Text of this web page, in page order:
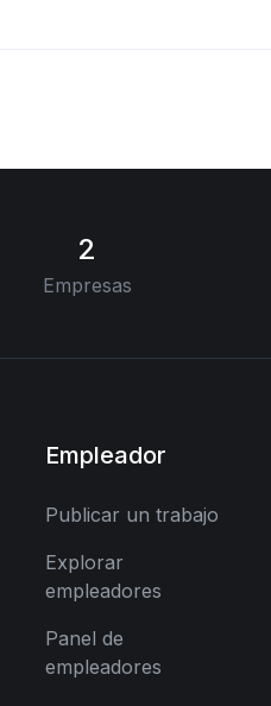
2
Empresas
Empleador
Publicar un trabajo
Explorar
empleadores
Panel de
empleadores